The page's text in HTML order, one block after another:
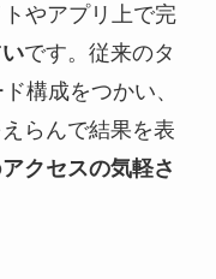
やアプリ上で完
です。従来のタ
構成をつかい、
らんで結果を表
アクセスの気軽さ